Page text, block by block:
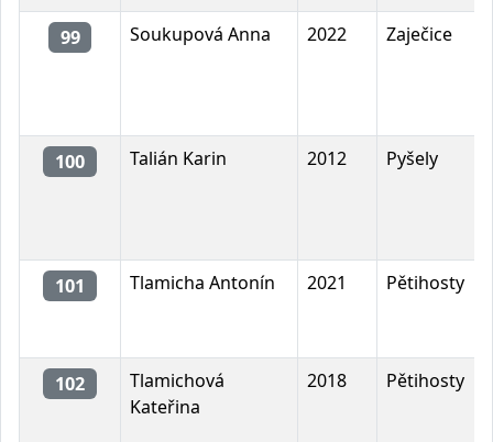
99 Soukupová Anna 2022 Zaječice
100 Talián Karin 2012 Pyšely
101 Tlamicha Antonín 2021 Pětihosty
102
Tlamichová
Kateřina
2018 Pětihosty